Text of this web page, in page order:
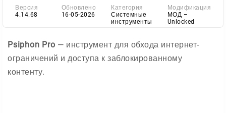
Версия
4.14.68
Обновлено
16-05-2026
Категория
Системные
инструменты
Модификация
МОД –
Unlocked
Psiphon Pro — инструмент для обхода интернет-
ограничений и доступа к заблокированному
контенту.